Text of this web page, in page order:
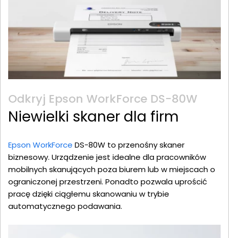
Odkryj Epson WorkForce DS-80W
Niewielki skaner dla firm
Epson WorkForce DS-80W to przenośny skaner
biznesowy. Urządzenie jest idealne dla pracowników
mobilnych skanujących poza biurem lub w miejscach o
ograniczonej przestrzeni. Ponadto pozwala uprościć
pracę dzięki ciągłemu skanowaniu w trybie
automatycznego podawania.